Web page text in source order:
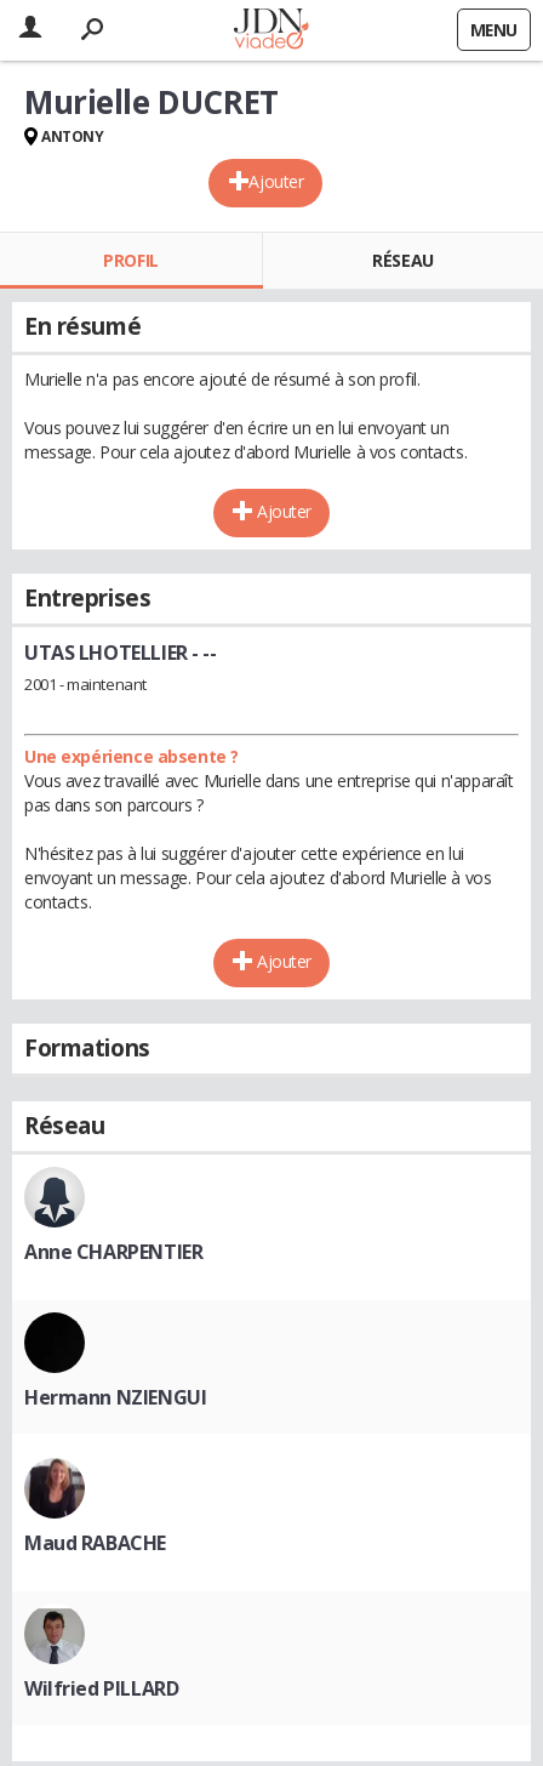
MENU
Ajouter
Murielle DUCRET
ANTONY
PROFIL RÉSEAU
En résumé
Murielle n'a pas encore ajouté de résumé à son profil.
Vous pouvez lui suggérer d'en écrire un en lui envoyant un
message. Pour cela ajoutez d'abord Murielle à vos contacts.
Ajouter
Entreprises
UTAS LHOTELLIER- --
2001 - maintenant
Une expérience absente ?
Vous avez travaillé avec Murielle dans une entreprise qui n'apparaît
pas dans son parcours ?
N'hésitez pas à lui suggérer d'ajouter cette expérience en lui
envoyant un message. Pour cela ajoutez d'abord Murielle à vos
contacts.
Ajouter
Formations
Réseau
Anne CHARPENTIER
Hermann NZIENGUI
Maud RABACHE
Wilfried PILLARD